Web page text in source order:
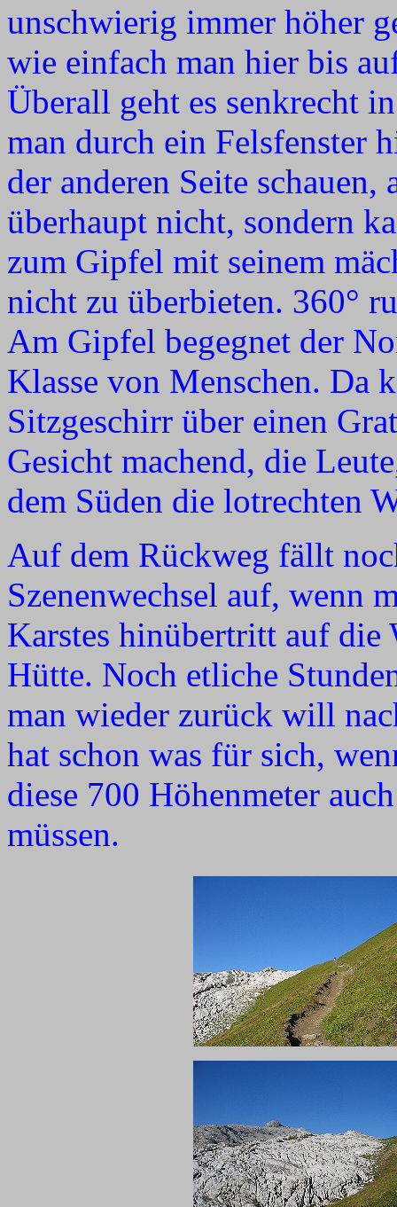
unschwierig immer höher
wie einfach man hier bis
Überall geht es senkrecht
man durch ein Felsfenster
der anderen Seite
überhaupt nicht, sondern
zum Gipfel mit seinem
nicht zu überbieten. 360°
Am Gipfel begegnet der
Klasse von Menschen. Da
Sitzgeschirr über einen
Gesicht machend, die
dem Süden die lotrechten
Auf dem Rückweg fällt
Szenenwechsel auf, wenn
Karstes hinübertritt auf die
Hütte. Noch etliche
man wieder zurück will
hat schon was für sich,
diese 700 Höhenmeter
müssen.